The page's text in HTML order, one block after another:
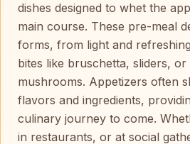
dishes designed to whet the
main course. These pre-meal
forms, from light and
bites like bruschetta, sliders,
mushrooms. Appetizers often
flavors and ingredients,
culinary journey to come.
in restaurants, or at social